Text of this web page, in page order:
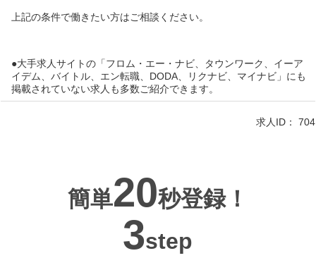
上記の条件で働きたい方はご相談ください。
●大手求人サイトの「フロム・エー・ナビ、タウンワーク、イーア
イデム、バイトル、エン転職、DODA、リクナビ、マイナビ」にも
掲載されていない求人も多数ご紹介できます。
求人ID： 704
簡単20秒登録！
3step